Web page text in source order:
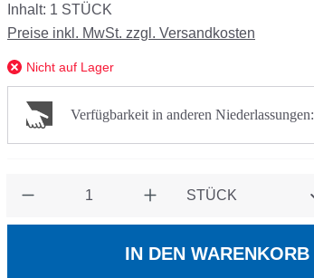
Inhalt: 1 STÜCK
Preise inkl. MwSt. zzgl. Versandkosten
Nicht auf Lager
Verfügbarkeit in anderen Niederlassungen:
IN DEN WARENKORB